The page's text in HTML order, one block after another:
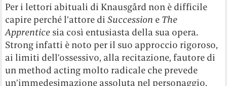
Per i lettori abituali di Knausgård non è difficile
capire perché l’attore diSuccession e The
Apprentice sia così entusiasta della sua opera.
Strong infatti è noto per il suo approccio rigoroso,
ai limiti dell’ossessivo, alla recitazione, fautore di
un method acting molto radicale che prevede
un’immedesimazione assoluta nel personaggio.